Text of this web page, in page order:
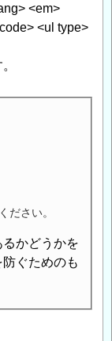
<em>
<ul type>
ださい。
かどうかを
ぐためのも